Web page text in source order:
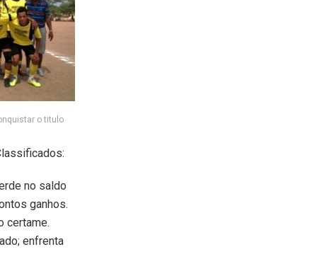
o titulo
no saldo
ganhos.
certame.
enfrenta